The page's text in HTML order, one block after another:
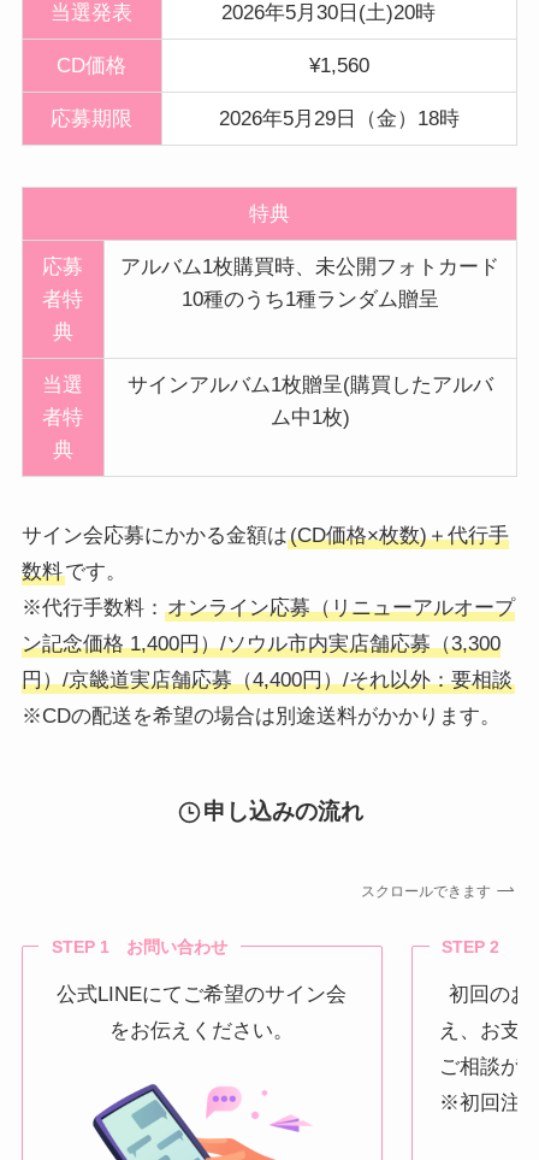
当選発表 2026年5月30日(土)20時
CD価格 ¥1,560
応募期限 2026年5月29日（金）18時
特典
応募
者特
典
アルバム1枚購買時、未公開フォトカード
10種のうち1種ランダム贈呈
当選
者特
典
サインアルバム1枚贈呈(購買したアルバ
ム中1枚)
サイン会応募にかかる金額は(CD価格×枚数)＋代行手
数料です。
※代行手数料： オンライン応募（リニューアルオープ
ン記念価格 1,400円）/ソウル市内実店舗応募（3,300
円）/京畿道実店舗応募（4,400円）/それ以外：要相談
※CDの配送を希望の場合は別途送料がかかります。
申し込みの流れ
スクロールできます
STEP 1 お問い合わせ
公式LINEにてご希望のサイン会
をお伝えください。
STEP 2 ご
初回のお
え、お支
ご相談が
※初回注